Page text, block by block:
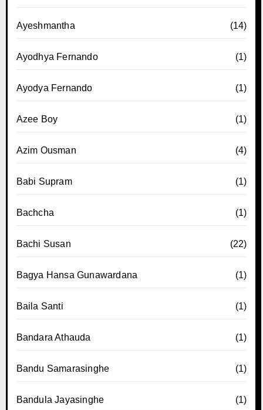
Ayeshmantha (14)
Ayodhya Fernando (1)
Ayodya Fernando (1)
Azee Boy (1)
Azim Ousman (4)
Babi Supram (1)
Bachcha (1)
Bachi Susan (22)
Bagya Hansa Gunawardana (1)
Baila Santi (1)
Bandara Athauda (1)
Bandu Samarasinghe (1)
Bandula Jayasinghe (1)